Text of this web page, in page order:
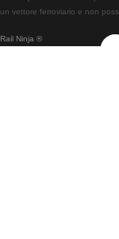
Rail Ninja ®
un vettore ferroviario e non